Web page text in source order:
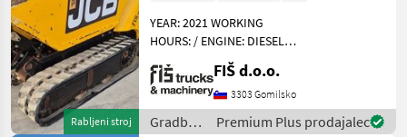
Rabljeni stroj
YEAR: 2021 WORKING
HOURS: / ENGINE: DIESEL
LOMBARDINI - 4.4KW
WEIGHT 544KG TRACKS
50% HI-TIPPING CAPACITY
500KG ELECTRO AND HAND
START DUMPER
FIŠ d.o.o.
3303 Gomilsko
Gradbeni
Premium Plus prodajalec